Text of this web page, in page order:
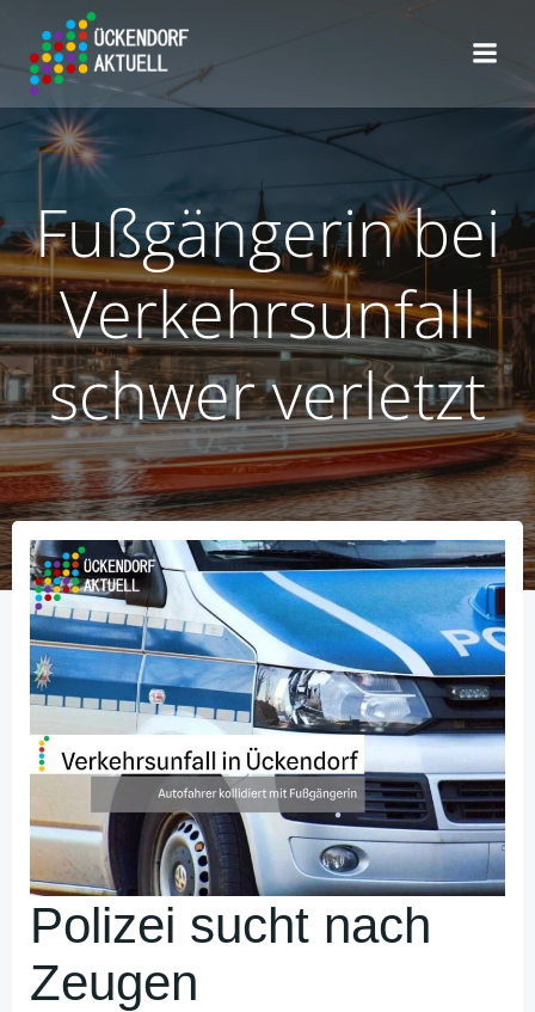
Fußgängerin bei
Verkehrsunfall
schwer verletzt
Polizei sucht nach
Zeugen